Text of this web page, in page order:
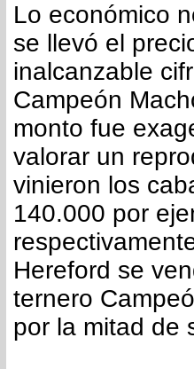
Lo económico
se llevó el
inalcanzable
Campeón
monto fue
valorar un
vinieron los
140.000 por
Hereford se
ternero
por la mitad de